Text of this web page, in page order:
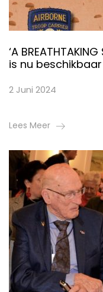
‘A
is nu beschikbaar
2 Juni 2024
Lees Meer